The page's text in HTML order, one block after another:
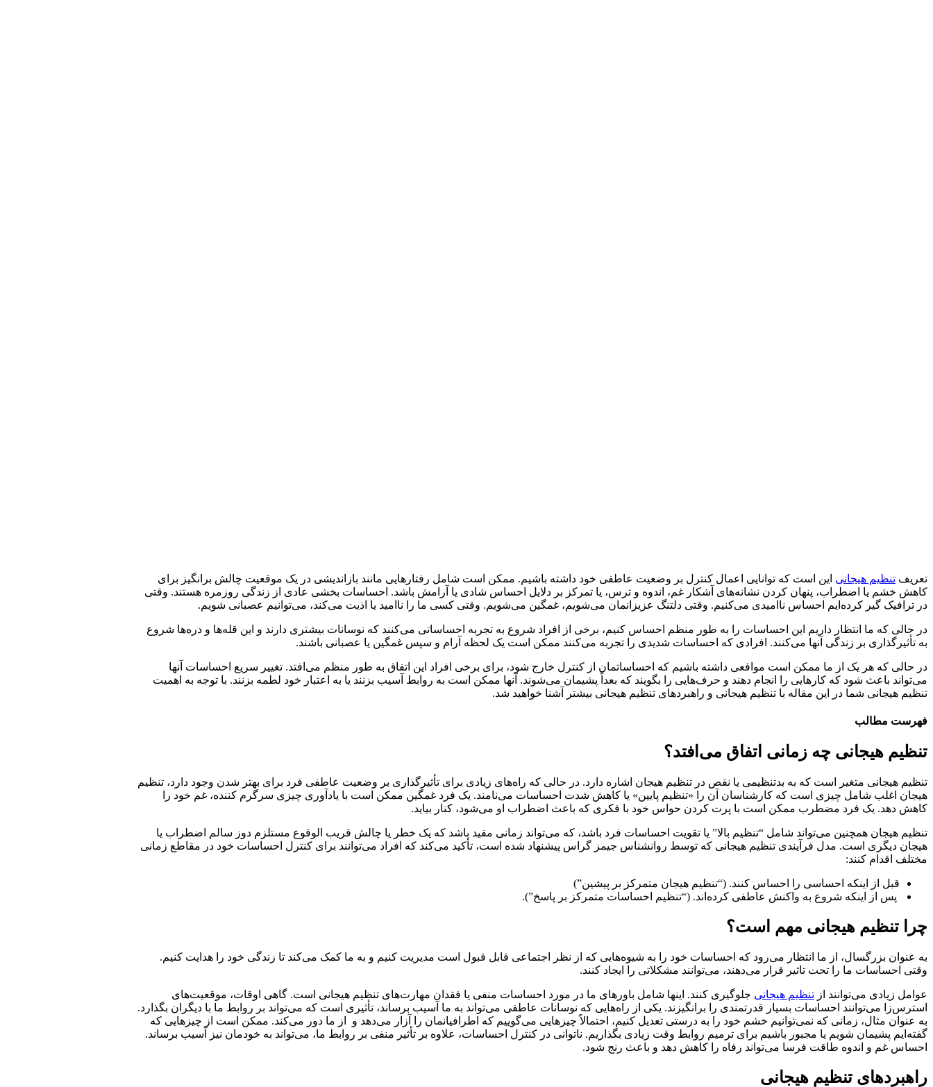
تعریف تنظیم هیجانی این است که توانایی اعمال کنترل بر وضعیت عاطفی خود داشته باشیم. ممکن است شامل رفتارهایی مانند بازاندیشی در یک موقعیت چالش برانگیز برای
کاهش خشم یا اضطراب، پنهان کردن نشانه‌های آشکار غم، اندوه و ترس، یا تمرکز بر دلایل احساس شادی یا آرامش باشد. احساسات بخشی عادی از زندگی روزمره هستند. وقتی
در ترافیک گیر کرده‌ایم احساس ناامیدی می‌کنیم. وقتی دلتنگ عزیزانمان می‌شویم، غمگین می‌شویم. وقتی کسی ما را ناامید یا اذیت می‌کند، می‌توانیم عصبانی شویم.
در حالی که ما انتظار داریم این احساسات را به طور منظم احساس کنیم، برخی از افراد شروع به تجربه احساساتی می‌کنند که نوسانات بیشتری دارند و این قله‌ها و دره‌ها شروع
به تأثیرگذاری بر زندگی آنها می‌کنند. افرادی که احساسات شدیدی را تجربه می‌کنند ممکن است یک لحظه آرام و سپس غمگین یا عصبانی باشند.
در حالی که هر یک از ما ممکن است مواقعی داشته باشیم که احساساتمان از کنترل خارج شود، برای برخی افراد این اتفاق به طور منظم می‌افتد. تغییر سریع احساسات آنها
می‌تواند باعث شود که کارهایی را انجام دهند و حرف‌هایی را بگویند که بعداً پشیمان می‌شوند. آنها ممکن است به روابط آسیب بزنند یا به اعتبار خود لطمه بزنند. با توجه به اهمیت
تنظیم هیجانی شما در این مقاله با تنظیم هیجانی و راهبردهای تنظیم هیجانی بیشتر آشنا خواهید شد.
فهرست مطالب
تنظیم هیجانی چه زمانی اتفاق می‌افتد؟
تنظیم هیجانی متغیر است که به بدتنظیمی یا نقص در تنظیم هیجان اشاره دارد. در حالی که راه‌های زیادی برای تأثیرگذاری بر وضعیت عاطفی فرد برای بهتر شدن وجود دارد، تنظیم
هیجان اغلب شامل چیزی است که کارشناسان آن را «تنظیم پایین» یا کاهش شدت احساسات می‌نامند. یک فرد غمگین ممکن است با یادآوری چیزی سرگرم کننده، غم خود را
کاهش دهد. یک فرد مضطرب ممکن است با پرت کردن حواس خود با فکری که باعث اضطراب او می‌شود، کنار بیاید.
تنظیم هیجان همچنین می‌تواند شامل “تنظیم بالا” یا تقویت احساسات فرد باشد، که می‌تواند زمانی مفید باشد که یک خطر یا چالش قریب الوقوع مستلزم دوز سالم اضطراب یا
هیجان دیگری است. مدل فرآیندی تنظیم هیجانی که توسط روانشناس جیمز گراس پیشنهاد شده است، تأکید می‌کند که افراد می‌توانند برای کنترل احساسات خود در مقاطع زمانی
مختلف اقدام کنند:
قبل از اینکه احساسی را احساس کنند. (“تنظیم هیجان متمرکز بر پیشین”)
پس از اینکه شروع به واکنش عاطفی کرده‌اند. (“تنظیم احساسات متمرکز بر پاسخ”).
چرا تنظیم هیجانی مهم است؟
به عنوان بزرگسال، از ما انتظار می‌رود که احساسات خود را به شیوه‌هایی که از نظر اجتماعی قابل قبول است مدیریت کنیم و به ما کمک می‌کند تا زندگی خود را هدایت کنیم.
وقتی احساسات ما را تحت تاثیر قرار می‌دهند، می‌توانند مشکلاتی را ایجاد کنند.
عوامل زیادی می‌توانند از تنظیم هیجانی جلوگیری کنند. اینها شامل باورهای ما در مورد احساسات منفی یا فقدان مهارت‌های تنظیم هیجانی است. گاهی اوقات، موقعیت‌های
استرس‌زا می‌توانند احساسات بسیار قدرتمندی را برانگیزند. یکی از راه‌هایی که نوسانات عاطفی می‌تواند به ما آسیب برساند، تأثیری است که می‌تواند بر روابط ما با دیگران بگذارد.
به عنوان مثال، زمانی که نمی‌توانیم خشم خود را به درستی تعدیل کنیم، احتمالاً چیزهایی می‌گوییم که اطرافیانمان را آزار می‌دهد و از ما دور می‌کند. ممکن است از چیزهایی که
گفته‌ایم پشیمان شویم یا مجبور باشیم برای ترمیم روابط وقت زیادی بگذاریم. ناتوانی در کنترل احساسات، علاوه بر تأثیر منفی بر روابط ما، می‌تواند به خودمان نیز آسیب برساند.
احساس غم و اندوه طاقت فرسا می‌تواند رفاه را کاهش دهد و باعث رنج شود.
راهبردهای تنظیم هیجانی